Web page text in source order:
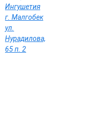
Ингушетия
г. Малгобек
ул.
Нурадилова,
65 п. 2